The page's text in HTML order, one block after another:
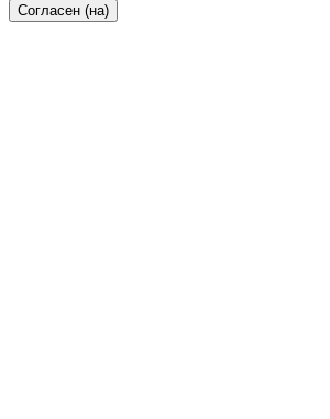
Согласен (на)